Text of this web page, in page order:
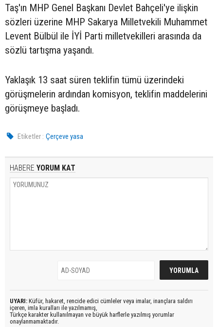
Taş'ın MHP Genel Başkanı Devlet Bahçeli'ye ilişkin
sözleri üzerine MHP Sakarya Milletvekili Muhammet
Levent Bülbül ile İYİ Parti milletvekilleri arasında da
sözlü tartışma yaşandı.
Yaklaşık 13 saat süren teklifin tümü üzerindeki
görüşmelerin ardından komisyon, teklifin maddelerini
görüşmeye başladı.
Etiketler : Çerçeve yasa
HABERE YORUM KAT
UYARI: Küfür, hakaret, rencide edici cümleler veya imalar, inançlara saldırı
içeren, imla kuralları ile yazılmamış,
Türkçe karakter kullanılmayan ve büyük harflerle yazılmış yorumlar
onaylanmamaktadır.